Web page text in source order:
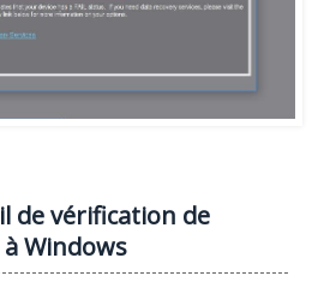
de vérification de
Windows